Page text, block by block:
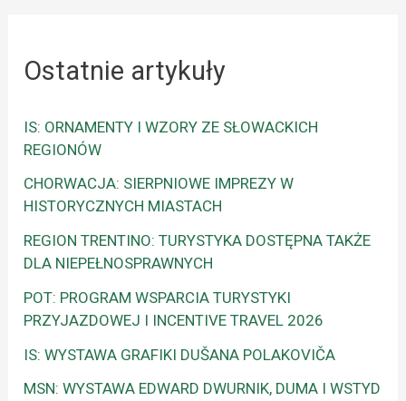
Ostatnie artykuły
IS: ORNAMENTY I WZORY ZE SŁOWACKICH
REGIONÓW
CHORWACJA: SIERPNIOWE IMPREZY W
HISTORYCZNYCH MIASTACH
REGION TRENTINO: TURYSTYKA DOSTĘPNA TAKŻE
DLA NIEPEŁNOSPRAWNYCH
POT: PROGRAM WSPARCIA TURYSTYKI
PRZYJAZDOWEJ I INCENTIVE TRAVEL 2026
IS: WYSTAWA GRAFIKI DUŠANA POLAKOVIČA
MSN: WYSTAWA EDWARD DWURNIK, DUMA I WSTYD